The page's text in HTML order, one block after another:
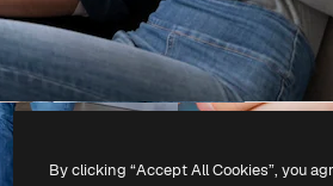
Todas as
ferramentas
Empresas
Todos os direitos reservados.
By clicking “Accept All Cookies”, you